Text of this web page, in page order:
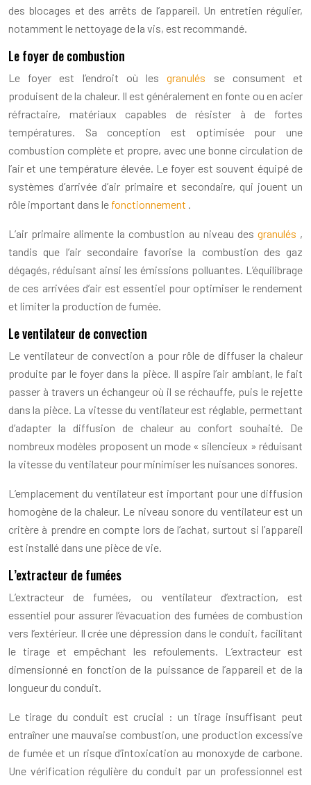
des blocages et des arrêts de l’appareil. Un entretien régulier,
notamment le nettoyage de la vis, est recommandé.
Le foyer de combustion
Le foyer est l’endroit où lesgranulés se consument et
produisent de la chaleur. Il est généralement en fonte ou en acier
réfractaire, matériaux capables de résister à de fortes
températures. Sa conception est optimisée pour une
combustion complète et propre, avec une bonne circulation de
l’air et une température élevée. Le foyer est souvent équipé de
systèmes d’arrivée d’air primaire et secondaire, qui jouent un
rôle important dans le fonctionnement .
L’air primaire alimente la combustion au niveau des granulés ,
tandis que l’air secondaire favorise la combustion des gaz
dégagés, réduisant ainsi les émissions polluantes. L’équilibrage
de ces arrivées d’air est essentiel pour optimiser le rendement
et limiter la production de fumée.
Le ventilateur de convection
Le ventilateur de convection a pour rôle de diffuser la chaleur
produite par le foyer dans la pièce. Il aspire l’air ambiant, le fait
passer à travers un échangeur où il se réchauffe, puis le rejette
dans la pièce. La vitesse du ventilateur est réglable, permettant
d’adapter la diffusion de chaleur au confort souhaité. De
nombreux modèles proposent un mode « silencieux » réduisant
la vitesse du ventilateur pour minimiser les nuisances sonores.
L’emplacement du ventilateur est important pour une diffusion
homogène de la chaleur. Le niveau sonore du ventilateur est un
critère à prendre en compte lors de l’achat, surtout si l’appareil
est installé dans une pièce de vie.
L’extracteur de fumées
L’extracteur de fumées, ou ventilateur d’extraction, est
essentiel pour assurer l’évacuation des fumées de combustion
vers l’extérieur. Il crée une dépression dans le conduit, facilitant
le tirage et empêchant les refoulements. L’extracteur est
dimensionné en fonction de la puissance de l’appareil et de la
longueur du conduit.
Le tirage du conduit est crucial : un tirage insuffisant peut
entraîner une mauvaise combustion, une production excessive
de fumée et un risque d’intoxication au monoxyde de carbone.
Une vérification régulière du conduit par un professionnel est